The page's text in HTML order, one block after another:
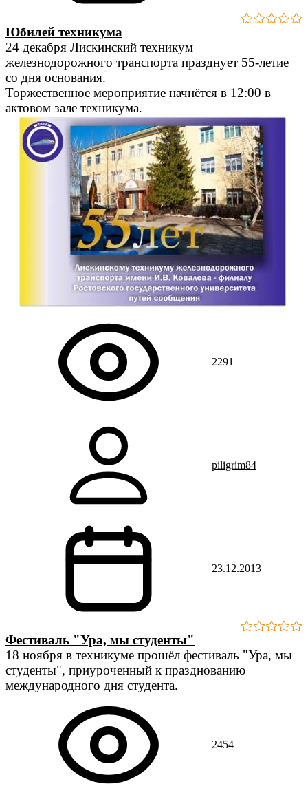
Юбилей техникума
24 декабря Лискинский техникум
железнодорожного транспорта празднует 55-летие
со дня основания.
Торжественное мероприятие начнётся в 12:00 в
актовом зале техникума.
2291
piligrim84
23.12.2013
Фестиваль "Ура, мы студенты"
18 ноября в техникуме прошёл фестиваль "Ура, мы
студенты", приуроченный к празднованию
международного дня студента.
2454